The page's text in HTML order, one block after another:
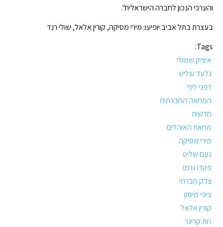
והערכי הנכון לחברה הישראלית".
בעצרת בתל אביב יופיעו: מירי מסיקה, קורין אלאל, שולי רנד
Tags:
איציק שמולי
גלעד שליט
דפני ליף
המחאה החברתית
חדשות
מחאת האוהלים
מירי מסיקה
נעם שליט
פקדו גרמו
צדק חברתי
ציפי מימון
קורין אלאל
רות קריגר